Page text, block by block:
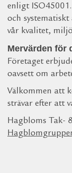
enligt
och
vår kvalitet,
Mervärden för
Företaget
oavsett om
Välkommen att
strävar efter att
Hagbloms Tak-